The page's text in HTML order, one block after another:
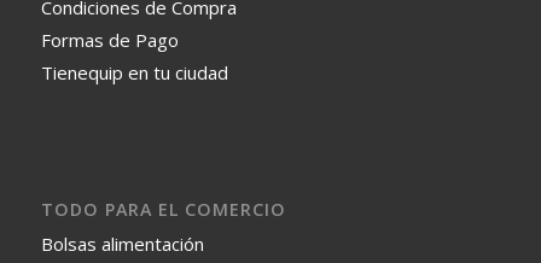
Condiciones de Compra
Formas de Pago
Tienequip en tu ciudad
TODO PARA EL COMERCIO
Bolsas alimentación